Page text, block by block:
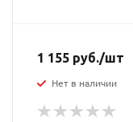
1 155 руб./шт
Нет в наличии